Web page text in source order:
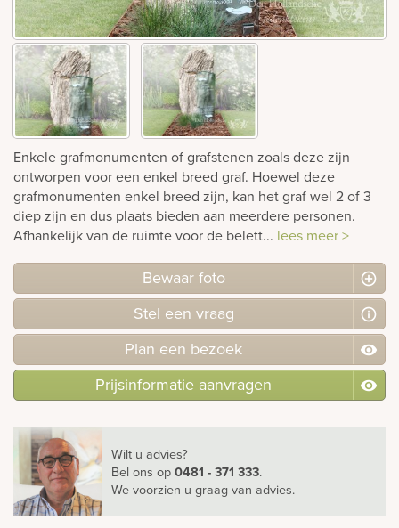
Enkele grafmonumenten of grafstenen zoals deze zijn
ontworpen voor een enkel breed graf. Hoewel deze
grafmonumenten enkel breed zijn, kan het graf wel 2 of 3
diep zijn en dus plaats bieden aan meerdere personen.
Afhankelijk van de ruimte voor de belett... lees meer >
Bewaar foto
Stel een vraag
Plan een bezoek
Prijsinformatie aanvragen
Wilt u advies?
Bel ons op0481 - 371 333.
We voorzien u graag van advies.